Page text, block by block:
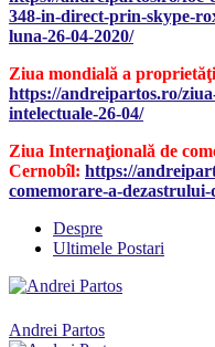
348-in-direct-prin-skype-
luna-26-04-2020/
Ziua mondială a
https://andreipartos.ro/
intelectuale-26-04/
Ziua Internaţională de
Cernobîl: https://
comemorare-a-
Despre
Ultimele Postari
Andrei Partos